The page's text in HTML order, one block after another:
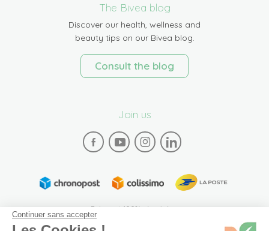
The Bivea blog
Discover our health, wellness and
beauty tips on our Bivea blog.
Consult the blog
Join us
Paiement 100% sécurisé
Continuer sans accepter